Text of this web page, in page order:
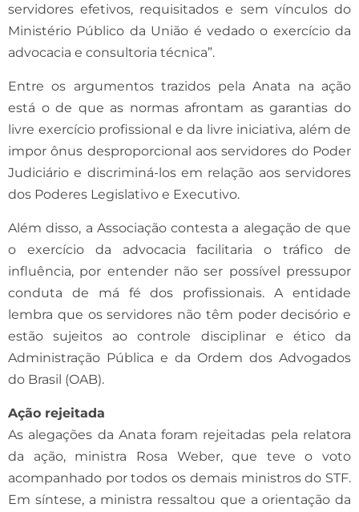
servidores efetivos, requisitados e sem vínculos do
Ministério Público da União é vedado o exercício da
advocacia e consultoria técnica”.
Entre os argumentos trazidos pela Anata na ação
está o de que as normas afrontam as garantias do
livre exercício profissional e da livre iniciativa, além de
impor ônus desproporcional aos servidores do Poder
Judiciário e discriminá-los em relação aos servidores
dos Poderes Legislativo e Executivo.
Além disso, a Associação contesta a alegação de que
o exercício da advocacia facilitaria o tráfico de
influência, por entender não ser possível pressupor
conduta de má fé dos profissionais. A entidade
lembra que os servidores não têm poder decisório e
estão sujeitos ao controle disciplinar e ético da
Administração Pública e da Ordem dos Advogados
do Brasil (OAB).
Ação rejeitada
As alegações da Anata foram rejeitadas pela relatora
da ação, ministra Rosa Weber, que teve o voto
acompanhado por todos os demais ministros do STF.
Em síntese, a ministra ressaltou que a orientação da